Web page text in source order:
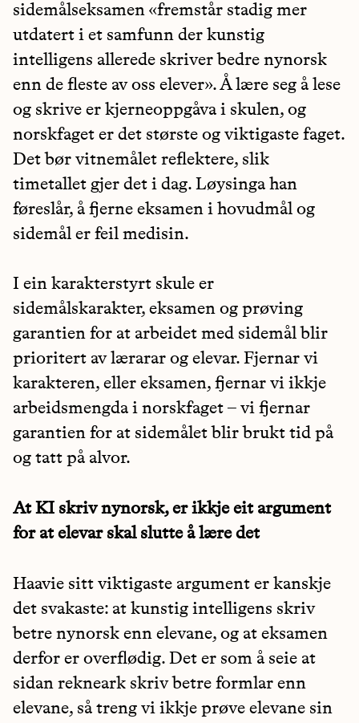
sidemålseksamen «fremstår stadig mer
utdatert i et samfunn der kunstig
intelligens allerede skriver bedre nynorsk
enn de fleste av oss elever». Å lære seg å lese
og skrive er kjerneoppgåva i skulen, og
norskfaget er det største og viktigaste faget.
Det bør vitnemålet reflektere, slik
timetallet gjer det i dag. Løysinga han
føreslår, å fjerne eksamen i hovudmål og
sidemål er feil medisin.
I ein karakterstyrt skule er
sidemålskarakter, eksamen og prøving
garantien for at arbeidet med sidemål blir
prioritert av lærarar og elevar. Fjernar vi
karakteren, eller eksamen, fjernar vi ikkje
arbeidsmengda i norskfaget – vi fjernar
garantien for at sidemålet blir brukt tid på
og tatt på alvor.
At KI skriv nynorsk, er ikkje eit argument
for at elevar skal slutte å lære det
Haavie sitt viktigaste argument er kanskje
det svakaste: at kunstig intelligens skriv
betre nynorsk enn elevane, og at eksamen
derfor er overflødig. Det er som å seie at
sidan rekneark skriv betre formlar enn
elevane, så treng vi ikkje prøve elevane sin